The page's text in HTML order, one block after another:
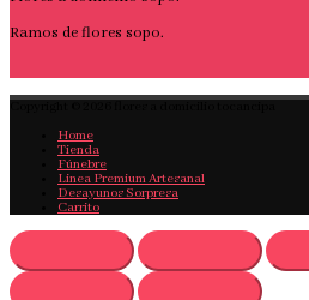
Ramos de flores sopo.
Home
Tienda
Fúnebre
Linea Premium Artesanal
Desayunos Sorpresa
Carrito